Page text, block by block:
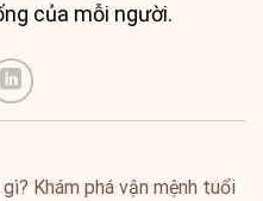
của mỗi người.
Khám phá vận mệnh tuổi